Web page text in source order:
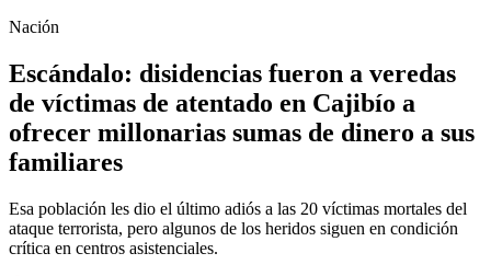
Nación
Escándalo: disidencias fueron a veredas
de víctimas de atentado en Cajibío a
ofrecer millonarias sumas de dinero a sus
familiares
Esa población les dio el último adiós a las 20 víctimas mortales del
ataque terrorista, pero algunos de los heridos siguen en condición
crítica en centros asistenciales.